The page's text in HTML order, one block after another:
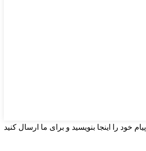
پیام خود را اینجا بنویسید و برای ما ارسال کنید